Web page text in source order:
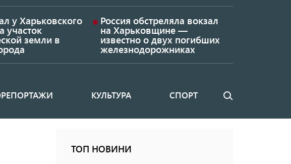
у Харьковского
участок
земли в
Россия обстреляла вокзал
на Харьковщине —
известно о двух погибших
железнодорожниках
КУЛЬТУРА СПОРТ Поиск
ТОП НОВИНИ